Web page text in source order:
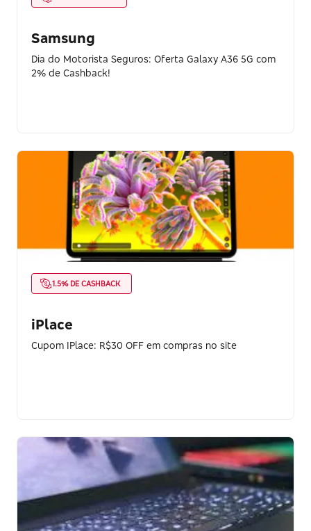
Samsung
Dia do Motorista Seguros: Oferta Galaxy A36 5G com
2% de Cashback!
1.5% DE CASHBACK
iPlace
Cupom IPlace: R$30 OFF em compras no site